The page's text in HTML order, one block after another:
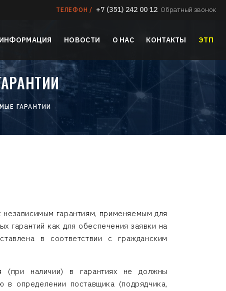
ТЕЛЕФОН / +7 (351) 242 00 12 Обратный звонок
НОВОСТИ О НАС КОНТАКТЫ ЭТП
ГАРАНТИИ
гарантиям, применяемым для
гарантий как для обеспечения заявки на
в соответствии с гражданским
(при наличии) в гарантиях не должны
в определении поставщика (подрядчика,